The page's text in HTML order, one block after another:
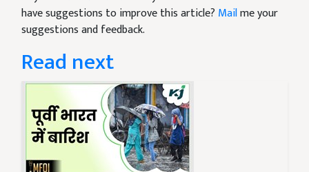
have suggestions to improve this article? Mailme your
suggestions and feedback.
Read next